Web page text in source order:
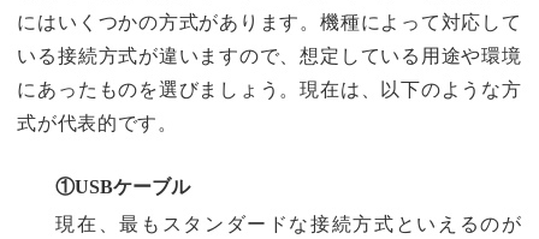
にはいくつかの方式があります。機種によって対応して
いる接続方式が違いますので、想定している用途や環境
にあったものを選びましょう。現在は、以下のような方
式が代表的です。
①USBケーブル
現在、最もスタンダードな接続方式といえるのが